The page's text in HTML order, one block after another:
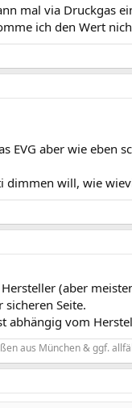
mal via Druckgas
ich den Wert
EVG aber wie eben
dimmen will, wie
Hersteller (aber
sicheren Seite.
abhängig vom
aus München & ggf.